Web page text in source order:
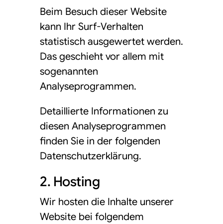
Beim Besuch dieser Website
kann Ihr Surf-Verhalten
statistisch ausgewertet werden.
Das geschieht vor allem mit
sogenannten
Analyseprogrammen.
Detaillierte Informationen zu
diesen Analyseprogrammen
finden Sie in der folgenden
Datenschutzerklärung.
2. Hosting
Wir hosten die Inhalte unserer
Website bei folgendem